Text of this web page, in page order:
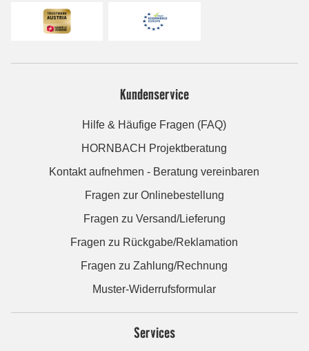
Kundenservice
Hilfe & Häufige Fragen (FAQ)
HORNBACH Projektberatung
Kontakt aufnehmen - Beratung vereinbaren
Fragen zur Onlinebestellung
Fragen zu Versand/Lieferung
Fragen zu Rückgabe/Reklamation
Fragen zu Zahlung/Rechnung
Muster-Widerrufsformular
Services